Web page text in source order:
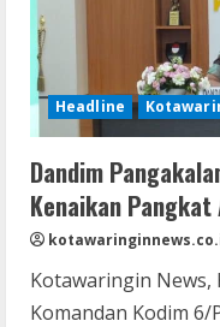
Headline
Dandim
Kenaikan
Kotawaringin
Komandan Kodim